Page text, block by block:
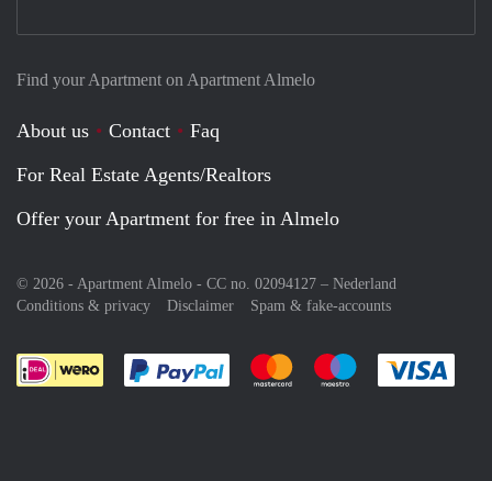
Find your Apartment on Apartment Almelo
About us Contact
Faq
For Real Estate Agents/Realtors
Offer your Apartment for free in Almelo
© 2026 - Apartment Almelo - CC no. 02094127 – Nederland
Conditions & privacy
Disclaimer Spam & fake-accounts
Pay easily with :payment method
Pay easily with :payment
Pay easily with